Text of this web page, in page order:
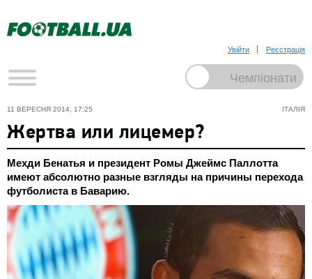
Увійти Реєстрація
ІТАЛІЯ
11 ВЕРЕСНЯ 2014, 17:25
Жертва или лицемер?
Мехди Бенатья и президент Ромы Джеймс Паллотта
имеют абсолютно разные взгляды на причины перехода
футболиста в Баварию.